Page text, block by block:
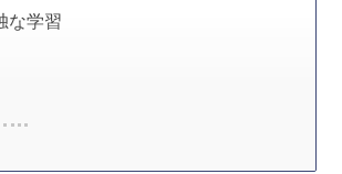
な学習